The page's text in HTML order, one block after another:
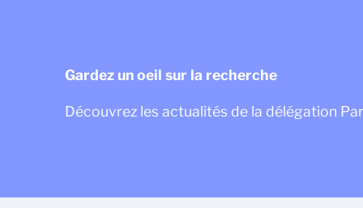
Gardez un oeil sur la recherche
Découvrez les actualités de la délégation